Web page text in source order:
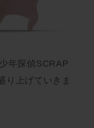
年探偵SCRAP
り上げていきま